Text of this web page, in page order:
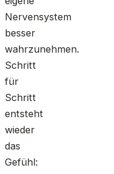
Nervensystem
besser
wahrzunehmen.
Schritt
für
Schritt
entsteht
wieder
das
Gefühl: